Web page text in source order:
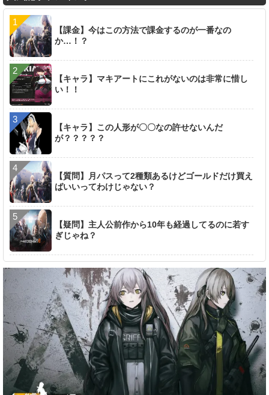
【課金】今はこの方法で課金するのが一番なの
か…！？
【キャラ】マキアートにこれがないのは非常に惜し
い！！
【キャラ】この人形が〇〇なの許せないんだ
が？？？？？
【質問】月パスって2種類あるけどゴールドだけ買え
ばいいってわけじゃない？
【疑問】主人公前作から10年も経過してるのに若す
ぎじゃね？